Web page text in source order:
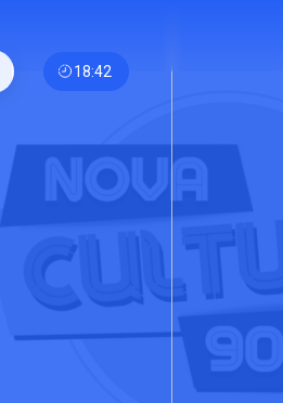
18:42